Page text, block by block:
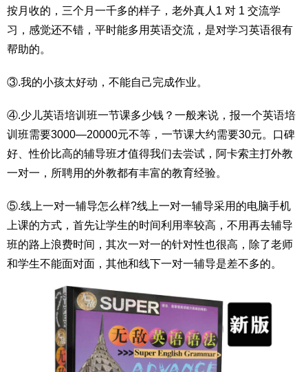
按月收的，三个月一千多的样子，老外真人1 对 1 交流学
习，感觉还不错，平时能多用英语交流，是对学习英语很有
帮助的。
③.我的小孩太好动，不能自己完成作业。
④.少儿英语培训班一节课多少钱？一般来说，报一个英语培
训班需要3000—20000元不等，一节课大约需要30元。口碑
好、性价比高的辅导班才值得我们去尝试，阿卡索主打外教
一对一，所聘用的外教都有丰富的教育经验。
⑤.线上一对一辅导怎么样?线上一对一辅导采用的电脑手机
上课的方式，首先让学生的时间利用率较高，不用再去辅导
班的路上浪费时间，其次一对一的针对性也很高，除了老师
和学生不能面对面，其他和线下一对一辅导是差不多的。